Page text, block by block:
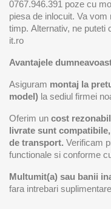
0767.946.391 poze cu
piesa de inlocuit. Va
timp. Alternativ, ne puteti
it.ro
Avantajele
Asiguram montaj la
model) la sediul firmei
Oferim un cost
livrate sunt
de transport. Verificam
functionale si conforme
Multumit(a) sau banii
fara intrebari